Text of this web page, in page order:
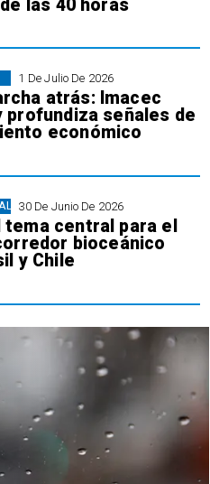
las 40 horas
1 De Julio De 2026
atrás: Imacec
profundiza señales de
económico
30 De Junio De 2026
tema central para el
bioceánico
y Chile